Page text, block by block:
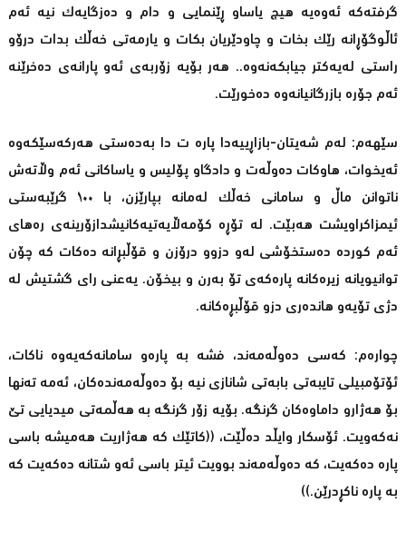
گرفتەکە ئەوەیە هیچ یاساو ڕێنمایی و دام و دەزگایەک نیە ئەم
ئاڵوگۆڕانە رێک بخات و چاودێریان بکات و یارمەتی خەڵک بدات درۆو
راستی لەیەکتر جیابکەنەوە.. هەر بۆیە زۆربەی ئەو پارانەی دەخرێنە
ئەم جۆرە بازرگانیانەوە دەخورێت.
سێهەم: لەم شەیتان-بازاڕییەدا پارە ت دا بەدەستی هەرکەسێکەوە
ئەیخوات، هاوکات دەوڵەت و دادگاو پۆلیس و یاساکانی ئەم وڵاتەش
ناتوانن ماڵ و سامانی خەڵک لەمانە بپارێزن، با ١٠٠ گرێبەستی
ئیمزاکراویشت هەبێت. لە تۆڕە کۆمەڵایەتیەکانیشدازۆرینەی رەهای
ئەم کوردە دەستخۆشی لەو دزوو درۆزن و قۆڵبڕانە دەکات کە چۆن
توانیویانە زیرەکانە پارەکەی تۆ بەرن و بیخۆن. یەعنی رای گشتیش لە
دژی تۆیەو هاندەری دزو قۆڵبڕەکانە.
چوارەم: کەسی دەوڵەمەند، فشە بە پارەو سامانەکەیەوە ناکات،
ئۆتۆمبیلی تایبەتی بابەتی شانازی نیە بۆ دەوڵەمەندەکان، ئەمە تەنها
بۆ هەژارو داماوەکان گرنگە. بۆیە زۆر گرنگە بە هەڵمەتی میدیایی تێ
نەکەویت. ئۆسکار وایڵد دەڵێت، ((کاتێک کە هەژاریت هەمیشە باسی
پارە دەکەیت، کە دەوڵەمەند بوویت ئیتر باسی ئەو شتانە دەکەیت کە
بە پارە ناکڕدرێن.))